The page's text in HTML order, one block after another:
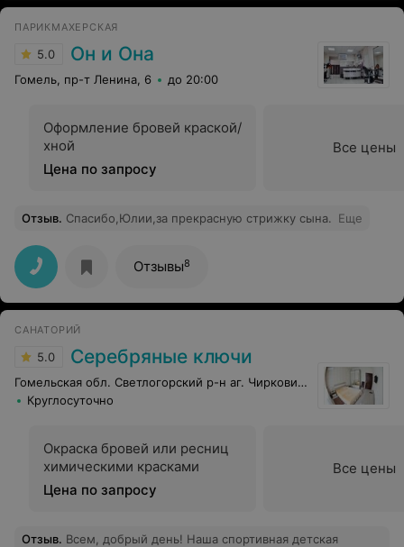
ПАРИКМАХЕРСКАЯ
5.0 Он и Она
Гомель, пр-т Ленина, 6 до 20:00
Оформление бровей краской/
хной
Цена по запросу
Все цены
Отзыв. Спасибо,Юлии,за прекрасную стрижку сына. Еще
Отзывы8
САНАТОРИЙ
5.0 Серебряные ключи
Гомельская обл. Светлогорский р-н аг. Чирковичи
Круглосуточно
Окраска бровей или ресниц
химическими красками
Цена по запросу
Все цены
Отзыв. Всем, добрый день! Наша спортивная детская